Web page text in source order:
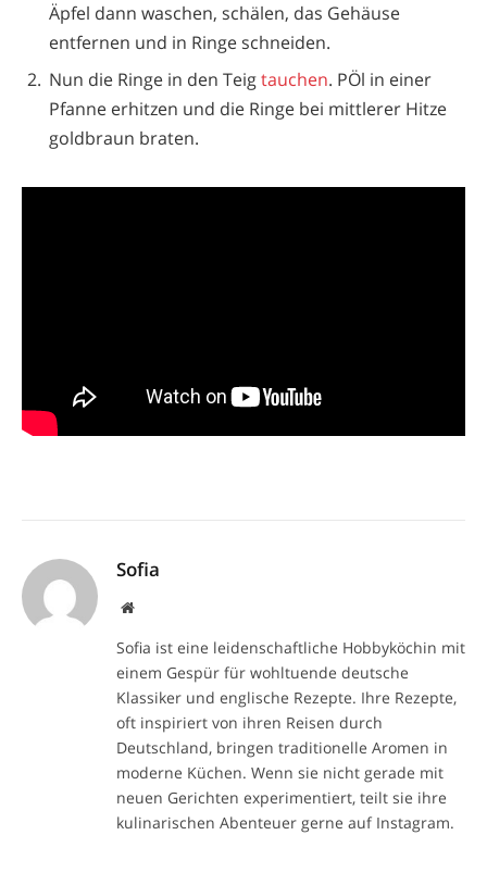
Äpfel dann waschen, schälen, das Gehäuse
entfernen und in Ringe schneiden.
Nun die Ringe in den Teigtauchen. PÖl in einer
Pfanne erhitzen und die Ringe bei mittlerer Hitze
goldbraun braten.
Sofia
Website
Sofia ist eine leidenschaftliche Hobbyköchin mit
einem Gespür für wohltuende deutsche
Klassiker und englische Rezepte. Ihre Rezepte,
oft inspiriert von ihren Reisen durch
Deutschland, bringen traditionelle Aromen in
moderne Küchen. Wenn sie nicht gerade mit
neuen Gerichten experimentiert, teilt sie ihre
kulinarischen Abenteuer gerne auf Instagram.